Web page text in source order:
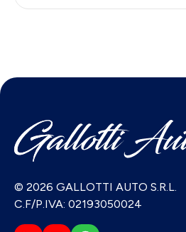
© 2026 GALLOTTI AUTO S.R.L.
C.F/P.IVA: 02193050024